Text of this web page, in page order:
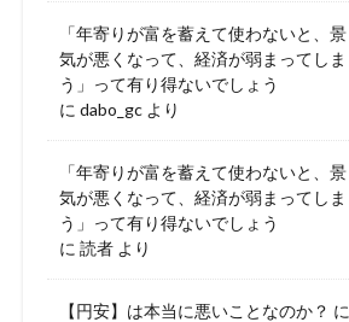
「年寄りが富を蓄えて使わないと、景
気が悪くなって、経済が弱まってしま
う」って有り得ないでしょう
に dabo_gc より
「年寄りが富を蓄えて使わないと、景
気が悪くなって、経済が弱まってしま
う」って有り得ないでしょう
に 読者 より
【円安】は本当に悪いことなのか？ に